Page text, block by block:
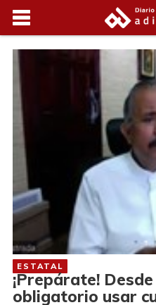
ESTATAL
¡Prepárate!
obligatorio usar